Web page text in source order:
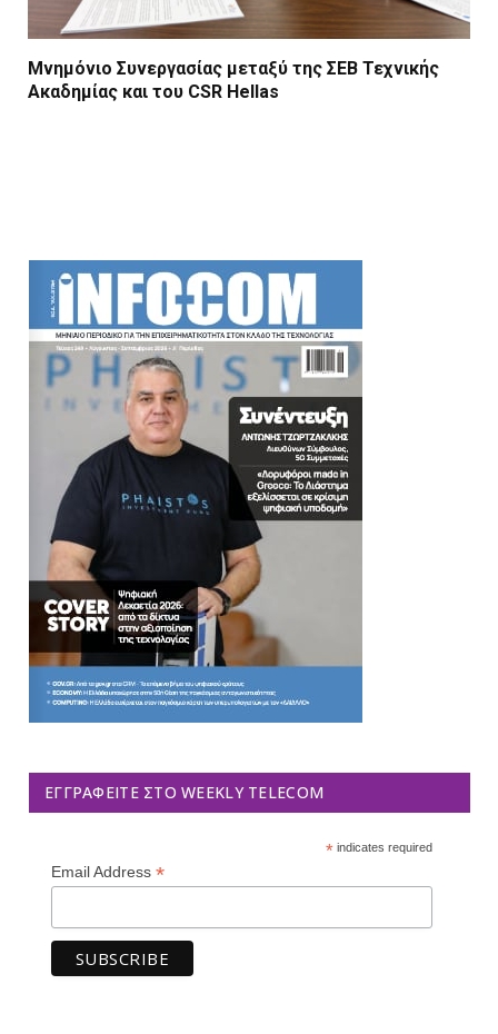
Μνημόνιο Συνεργασίας μεταξύ της ΣΕΒ Τεχνικής
Ακαδημίας και του CSR Hellas
ΕΓΓΡΑΦΕΊΤΕ ΣΤΟ WEEKLY TELECOM
*indicates required
Email Address *